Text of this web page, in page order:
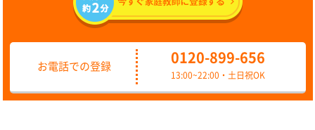
お電話での登録
0120-899-656
13:00~22:00・土日祝OK